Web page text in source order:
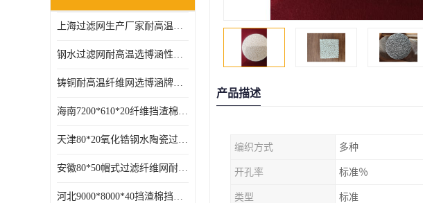
上海过滤网生产厂家耐高温可定制供应及时
钢水过滤网耐高温选博涵性能稳定价格合适
铸铜耐高温纤维网选博涵牌质量稳定
海南7200*610*20纤维挡渣棉耐高温
天津80*20氧化锆钢水陶瓷过滤器过滤效果明显
安徽80*50帽式过滤纤维网耐高温
河北9000*8000*40挡渣棉挡渣效果好耐高温
产品描述
编织方式 多种
开孔率 标准％
类型 标准